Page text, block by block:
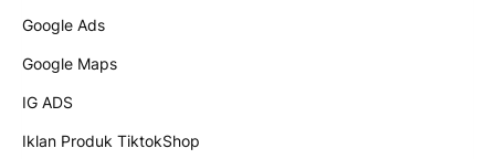
Google Ads
Google Maps
IG ADS
Iklan Produk TiktokShop